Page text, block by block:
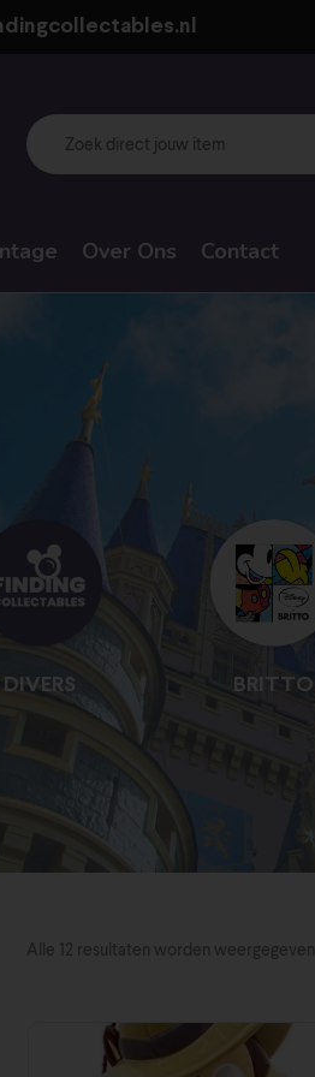
Over Ons Contact
DIVERS BRITTO
Alle 12 resultaten worden weergegeven